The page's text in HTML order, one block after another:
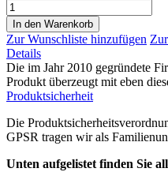
In den Warenkorb
Zur Wunschliste hinzufügen
Details
Die im Jahr 2010 gegründete
Produkt überzeugt mit eben
Produktsicherheit
Die
GPSR tragen wir als
Unten aufgelistet finden Sie